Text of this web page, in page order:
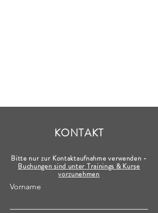
KONTAKT
Bitte nur zur Kontaktaufnahme verwenden -
Buchungen sind unter Trainings & Kurse
vorzunehmen
Vorname